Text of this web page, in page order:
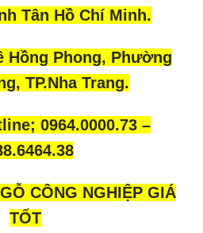
Tân Hồ Chí Minh.
Hồng Phong, Phường
TP.Nha Trang.
0964.0000.73 –
CÔNG NGHIỆP GIÁ
TỐT